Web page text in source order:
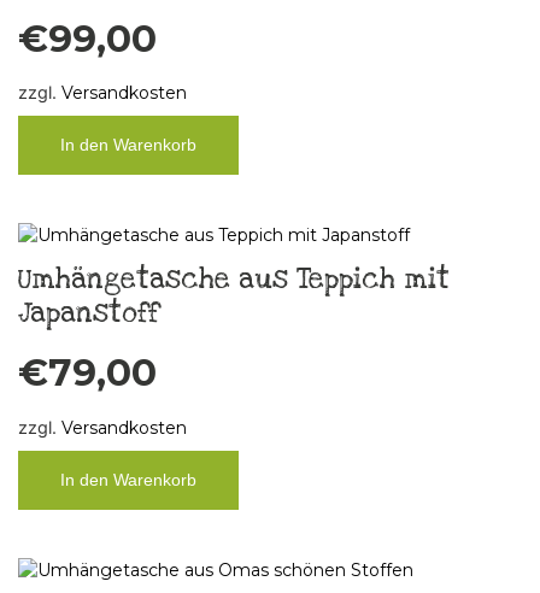
€99,00
zzgl. Versandkosten
In den Warenkorb
Umhängetasche aus Teppich mit
Japanstoff
€79,00
zzgl. Versandkosten
In den Warenkorb